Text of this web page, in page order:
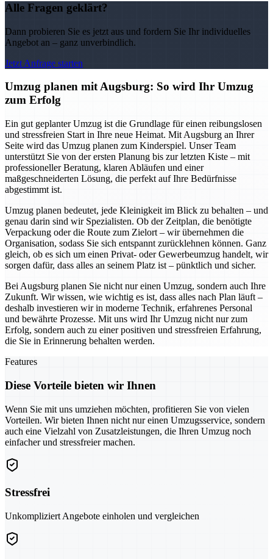
Alle Fragen geklärt?
Dann probieren Sie es jetzt aus und fordern Sie Ihr individuelles
Angebot an – ganz unverbindlich.
Jetzt Anfrage starten
Umzug planen mit Augsburg: So wird Ihr Umzug
zum Erfolg
Ein gut geplanter Umzug ist die Grundlage für einen reibungslosen
und stressfreien Start in Ihre neue Heimat. Mit Augsburg an Ihrer
Seite wird das Umzug planen zum Kinderspiel. Unser Team
unterstützt Sie von der ersten Planung bis zur letzten Kiste – mit
professioneller Beratung, klaren Abläufen und einer
maßgeschneiderten Lösung, die perfekt auf Ihre Bedürfnisse
abgestimmt ist.
Umzug planen bedeutet, jede Kleinigkeit im Blick zu behalten – und
genau darin sind wir Spezialisten. Ob der Zeitplan, die benötigte
Verpackung oder die Route zum Zielort – wir übernehmen die
Organisation, sodass Sie sich entspannt zurücklehnen können. Ganz
gleich, ob es sich um einen Privat- oder Gewerbeumzug handelt, wir
sorgen dafür, dass alles an seinem Platz ist – pünktlich und sicher.
Bei Augsburg planen Sie nicht nur einen Umzug, sondern auch Ihre
Zukunft. Wir wissen, wie wichtig es ist, dass alles nach Plan läuft –
deshalb investieren wir in moderne Technik, erfahrenes Personal
und bewährte Prozesse. Mit uns wird Ihr Umzug nicht nur zum
Erfolg, sondern auch zu einer positiven und stressfreien Erfahrung,
die Sie in Erinnerung behalten werden.
Features
Diese Vorteile bieten wir Ihnen
Wenn Sie mit uns umziehen möchten, profitieren Sie von vielen
Vorteilen. Wir bieten Ihnen nicht nur einen Umzugsservice, sondern
auch eine Vielzahl von Zusatzleistungen, die Ihren Umzug noch
einfacher und stressfreier machen.
Stressfrei
Unkompliziert Angebote einholen und vergleichen